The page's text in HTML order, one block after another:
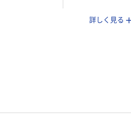
フルダルSTツイル
詳しく見る